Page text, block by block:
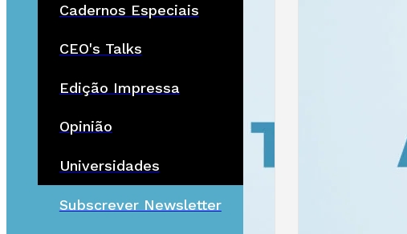
Cadernos Especiais
CEO's Talks
Edição Impressa
Opinião
Universidades
Subscrever Newsletter